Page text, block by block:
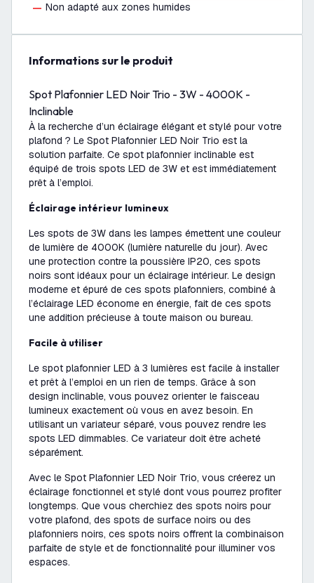
Non adapté aux zones humides
Informations sur le produit
Spot Plafonnier LED Noir Trio - 3W - 4000K -
Inclinable
À la recherche d’un éclairage élégant et stylé pour votre
plafond ? Le Spot Plafonnier LED Noir Trio est la
solution parfaite. Ce spot plafonnier inclinable est
équipé de trois spots LED de 3W et est immédiatement
prêt à l’emploi.
Éclairage intérieur lumineux
Les spots de 3W dans les lampes émettent une couleur
de lumière de 4000K (lumière naturelle du jour). Avec
une protection contre la poussière IP20, ces spots
noirs sont idéaux pour un éclairage intérieur. Le design
moderne et épuré de ces spots plafonniers, combiné à
l’éclairage LED économe en énergie, fait de ces spots
une addition précieuse à toute maison ou bureau.
Facile à utiliser
Le spot plafonnier LED à 3 lumières est facile à installer
et prêt à l’emploi en un rien de temps. Grâce à son
design inclinable, vous pouvez orienter le faisceau
lumineux exactement où vous en avez besoin. En
utilisant un variateur séparé, vous pouvez rendre les
spots LED dimmables. Ce variateur doit être acheté
séparément.
Avec le Spot Plafonnier LED Noir Trio, vous créerez un
éclairage fonctionnel et stylé dont vous pourrez profiter
longtemps. Que vous cherchiez des spots noirs pour
votre plafond, des spots de surface noirs ou des
plafonniers noirs, ces spots noirs offrent la combinaison
parfaite de style et de fonctionnalité pour illuminer vos
espaces.